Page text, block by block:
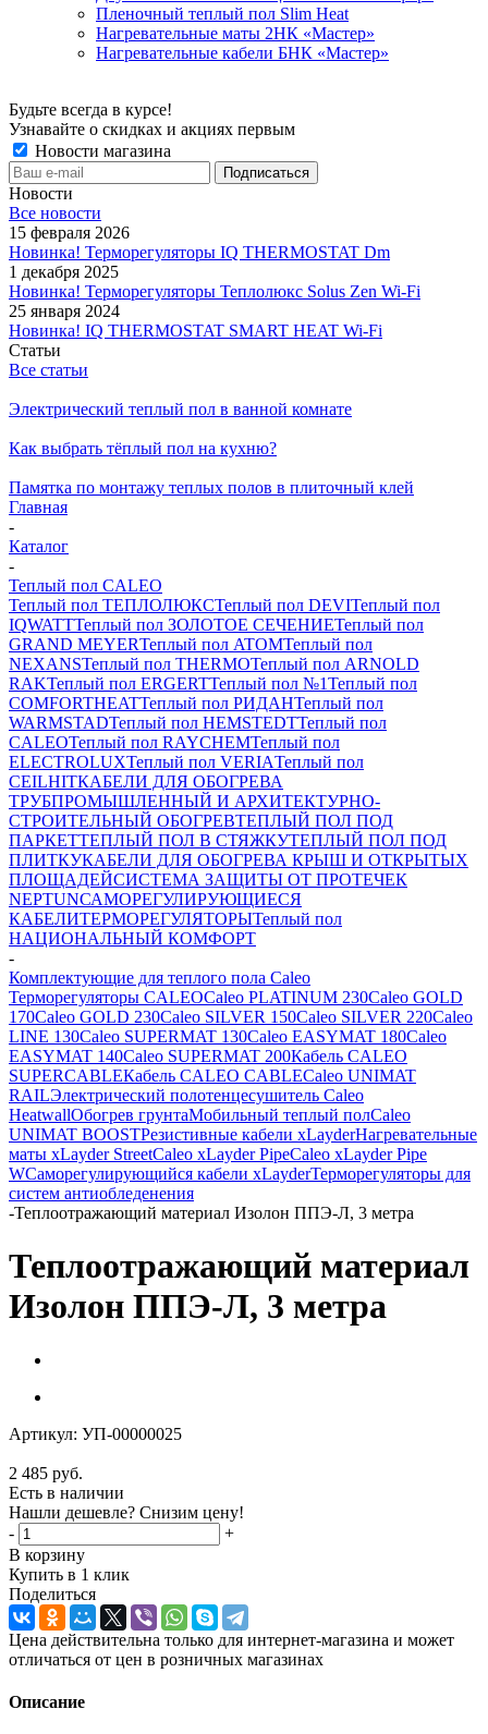
Пленочный теплый пол Slim Heat
Нагревательные маты 2НК «Мастер»
Нагревательные кабели БНК «Мастер»
Будьте всегда в курсе!
Узнавайте о скидках и акциях первым
Новости магазина
Новости
Все новости
15 февраля 2026
Новинка! Терморегуляторы IQ THERMOSTAT Dm
1 декабря 2025
Новинка! Терморегуляторы Теплолюкс Solus Zen Wi-Fi
25 января 2024
Новинка! IQ THERMOSTAT SMART HEAT Wi-Fi
Статьи
Все статьи
Электрический теплый пол в ванной комнате
Как выбрать тёплый пол на кухню?
Памятка по монтажу теплых полов в плиточный клей
Главная
-
Каталог
-
Теплый пол CALEO
Теплый пол ТЕПЛОЛЮКСТеплый пол DEVIТеплый пол
IQWATTТеплый пол ЗОЛОТОЕ СЕЧЕНИЕТеплый пол
GRAND MEYERТеплый пол ATOMТеплый пол
NEXANSТеплый пол THERMOТеплый пол ARNOLD
RAKТеплый пол ERGERTТеплый пол №1Теплый пол
COMFORTHEATТеплый пол РИДАНТеплый пол
WARMSTADТеплый пол HEMSTEDTТеплый пол
CALEOТеплый пол RAYCHEMТеплый пол
ELECTROLUXТеплый пол VERIAТеплый пол
CEILHITКАБЕЛИ ДЛЯ ОБОГРЕВА
ТРУБПРОМЫШЛЕННЫЙ И АРХИТЕКТУРНО-
СТРОИТЕЛЬНЫЙ ОБОГРЕВТЕПЛЫЙ ПОЛ ПОД
ПАРКЕТТЕПЛЫЙ ПОЛ В СТЯЖКУТЕПЛЫЙ ПОЛ ПОД
ПЛИТКУКАБЕЛИ ДЛЯ ОБОГРЕВА КРЫШ И ОТКРЫТЫХ
ПЛОЩАДЕЙСИСТЕМА ЗАЩИТЫ ОТ ПРОТЕЧЕК
NEPTUNСАМОРЕГУЛИРУЮЩИЕСЯ
КАБЕЛИТЕРМОРЕГУЛЯТОРЫТеплый пол
НАЦИОНАЛЬНЫЙ КОМФОРТ
-
Комплектующие для теплого пола Caleo
Терморегуляторы CALEOCaleo PLATINUM 230Caleo GOLD
170Caleo GOLD 230Caleo SILVER 150Caleo SILVER 220Caleo
LINE 130Caleo SUPERMAT 130Caleo EASYMAT 180Caleo
EASYMAT 140Caleo SUPERMAT 200Кабель CALEO
SUPERCABLEКабель CALEO CABLECaleo UNIMAT
RAILЭлектрический полотенцесушитель Caleo
HeatwallОбогрев грунтаМобильный теплый полCaleo
UNIMAT BOOSTРезистивные кабели xLayderНагревательные
маты xLayder StreetCaleo xLayder PipeCaleo xLayder Pipe
WСаморегулирующийся кабели xLayderТерморегуляторы для
систем антиобледенения
-Теплоотражающий материал Изолон ППЭ-Л, 3 метра
Теплоотражающий материал
Изолон ППЭ-Л, 3 метра
Артикул: УП-00000025
2 485 руб.
Есть в наличии
Нашли дешевле? Снизим цену!
-
+
В корзину
Купить в 1 клик
Поделиться
Цена действительна только для интернет-магазина и может
отличаться от цен в розничных магазинах
Описание